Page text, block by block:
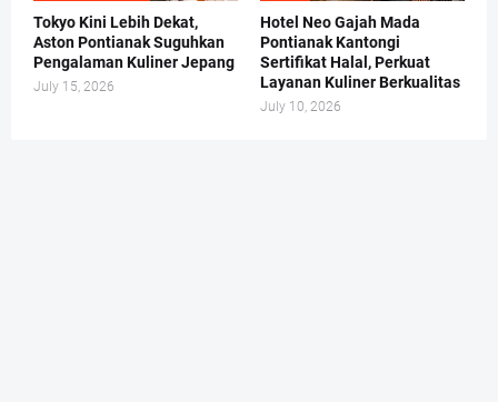
Tokyo Kini Lebih Dekat,
Aston Pontianak Suguhkan
Pengalaman Kuliner Jepang
July 15, 2026
Hotel Neo Gajah Mada
Pontianak Kantongi
Sertifikat Halal, Perkuat
Layanan Kuliner Berkualitas
July 10, 2026